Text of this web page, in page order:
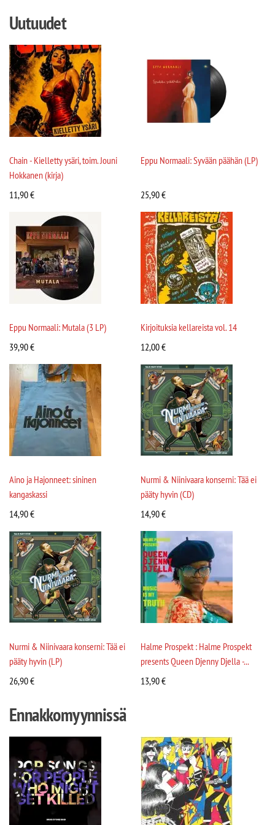
Uutuudet
Chain - Kielletty ysäri, toim. Jouni
Hokkanen (kirja)
11,90€
Eppu Normaali: Syvään päähän (LP)
25,90€
Eppu Normaali: Mutala (3 LP)
39,90€
Kirjoituksia kellareista vol. 14
12,00€
Aino ja Hajonneet: sininen
kangaskassi
14,90€
Nurmi & Niinivaara konserni: Tää ei
pääty hyvin (CD)
14,90€
Nurmi & Niinivaara konserni: Tää ei
pääty hyvin (LP)
26,90€
Halme Prospekt : Halme Prospekt
presents Queen Djenny Djella -...
13,90€
Ennakkomyynnissä